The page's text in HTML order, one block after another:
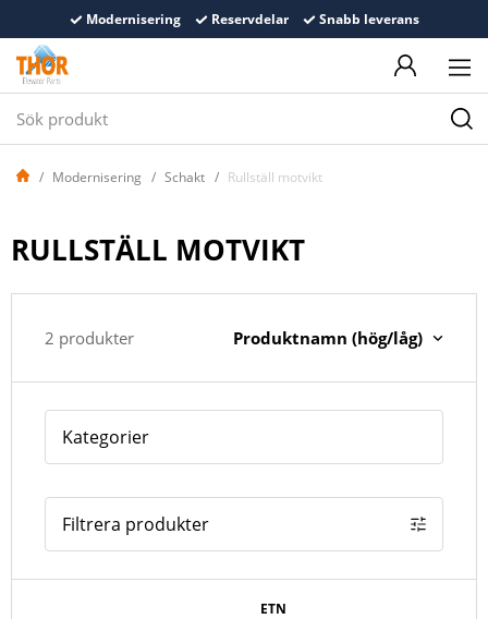
Modernisering Reservdelar Snabb leverans
Modernisering Schakt Rullställ motvikt
RULLSTÄLL MOTVIKT
2 produkter Produktnamn (hög/låg)
Kategorier
Filtrera produkter
ETN